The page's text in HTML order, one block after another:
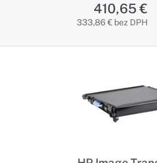
410,65 €
333,86 € bez DPH